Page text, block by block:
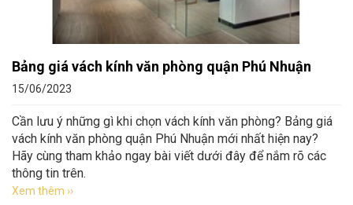
Bảng giá vách kính văn phòng quận Phú Nhuận
15/06/2023
Cần lưu ý những gì khi chọn vách kính văn phòng? Bảng giá
vách kính văn phòng quận Phú Nhuận mới nhất hiện nay?
Hãy cùng tham khảo ngay bài viết dưới đây để nắm rõ các
thông tin trên.
Xem thêm ››